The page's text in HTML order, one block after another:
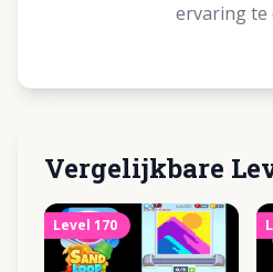
ervaring te
Vergelijkbare
Level 170